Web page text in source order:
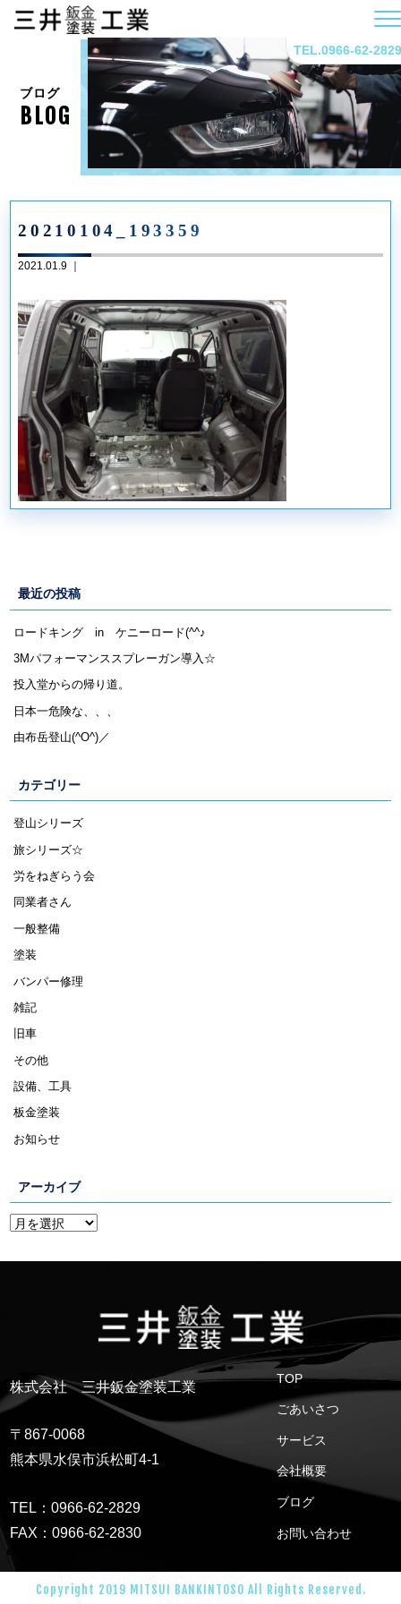
TEL.0966-62-2829
ブログ
BLOG
20210104_193359
2021.01.9 ｜
最近の投稿
ロードキング in ケニーロード(^^♪
3Mパフォーマンススプレーガン導入☆
投入堂からの帰り道。
日本一危険な、、、
由布岳登山(^O^)／
カテゴリー
登山シリーズ
旅シリーズ☆
労をねぎらう会
同業者さん
一般整備
塗装
バンパー修理
雑記
旧車
その他
設備、工具
板金塗装
お知らせ
アーカイブ
株式会社 三井鈑金塗装工業
〒867-0068
熊本県水俣市浜松町4-1
TEL：0966-62-2829
FAX：0966-62-2830
TOP
ごあいさつ
サービス
会社概要
ブログ
お問い合わせ
Copyright 2019 MITSUI BANKINTOSO All Rights Reserved.